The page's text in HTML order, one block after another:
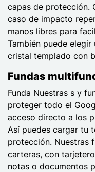
capas de protección.
caso de impacto
manos libres para
También puede
cristal templado con
Fundas
Funda Nuestras s y
proteger todo el
acceso directo a los
Así puedes cargar tu
protección. Nuestras
carteras, con
notas o documentos